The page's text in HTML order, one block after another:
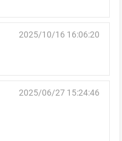
2025/10/16 16:06:20
2025/06/27 15:24:46